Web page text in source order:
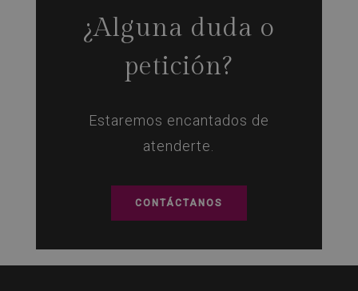
¿Alguna duda o
petición?
Estaremos encantados de
atenderte.
CONTÁCTANOS